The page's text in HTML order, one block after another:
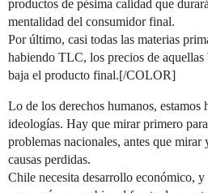
productos de pésima calidad que
mentalidad del consumidor final.
Por último, casi todas las materias
habiendo TLC, los precios de aquellas
baja el producto final.[/COLOR]
Lo de los derechos humanos, estamos
ideologías. Hay que mirar primero
problemas nacionales, antes que mirar
causas perdidas.
Chile necesita desarrollo económico, y